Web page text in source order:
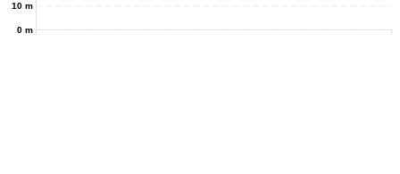
0 m
10 m